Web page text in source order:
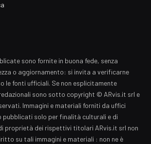
sono fornite in buona fede, senza
o aggiornamento: si invita a verificarne
le fonti ufficiali. Se non esplicitamente
sono sotto copyright © ARvis.it srl e
Immagini e materiali forniti da uffici
pubblicati solo per finalità culturali e di
proprietà dei rispettivi titolari ARvis.it srl non
su tali immagini e materiali : non ne è